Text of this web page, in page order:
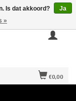
€0,00
Is dat akkoord?
Ja
»